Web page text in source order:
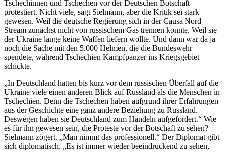
Tschechinnen und Tschechen vor der Deutschen Botschaft
protestiert. Nicht viele, sagt Sielmann, aber die Kritik sei stark
gewesen. Weil die deutsche Regierung sich in der Causa Nord
Stream zunächst nicht von russischem Gas trennen konnte. Weil sie
der Ukraine lange keine Waffen liefern wollte. Und dann war da ja
noch die Sache mit den 5.000 Helmen, die die Bundeswehr
spendete, während Tschechien Kampfpanzer ins Kriegsgebiet
schickte.
„In Deutschland hatten bis kurz vor dem russischen Überfall auf die
Ukraine viele einen anderen Blick auf Russland als die Menschen in
Tschechien. Denn die Tschechen haben aufgrund ihrer Erfahrungen
aus der Geschichte eine ganz andere Beziehung zu Russland.
Deswegen haben sie Deutschland zum Handeln aufgefordert.“ Wie
es für ihn gewesen sein, die Proteste vor der Botschaft zu sehen?
Sielmann zögert. „Man nimmt das professionell.“ Der Diplomat gibt
sich diplomatisch. „Es ist immer wieder beeindruckend zu sehen,